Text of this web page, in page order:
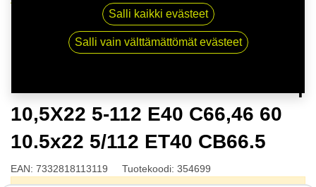
NITRO MOMENTUM FF G.BLK | 10,5X22 5-112 E40
C66,46 60 10.5x22 5/112 ET40 CB66.5
10,5X22 5-112 E40 C66,46 60
10.5x22 5/112 ET40 CB66.5
EAN: 7332818113119 Tuotekoodi: 354699
Salli kaikki evästeet
Salli vain välttämättömät evästeet